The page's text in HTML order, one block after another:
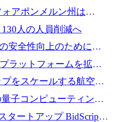
気候変動対策ハードウ
ローズで6,000万ユーロ
アポンメルン州は
展開し、オープンソース
人の人員削減へ
安全性向上のために
1,000 ユーロを調達
ラットフォームを拡張
で 2,000 万ドルを確保
をスケールする航空イ
を学ぶ
子コンピューティング
の主要取引所に上場
タートアップ BidScript